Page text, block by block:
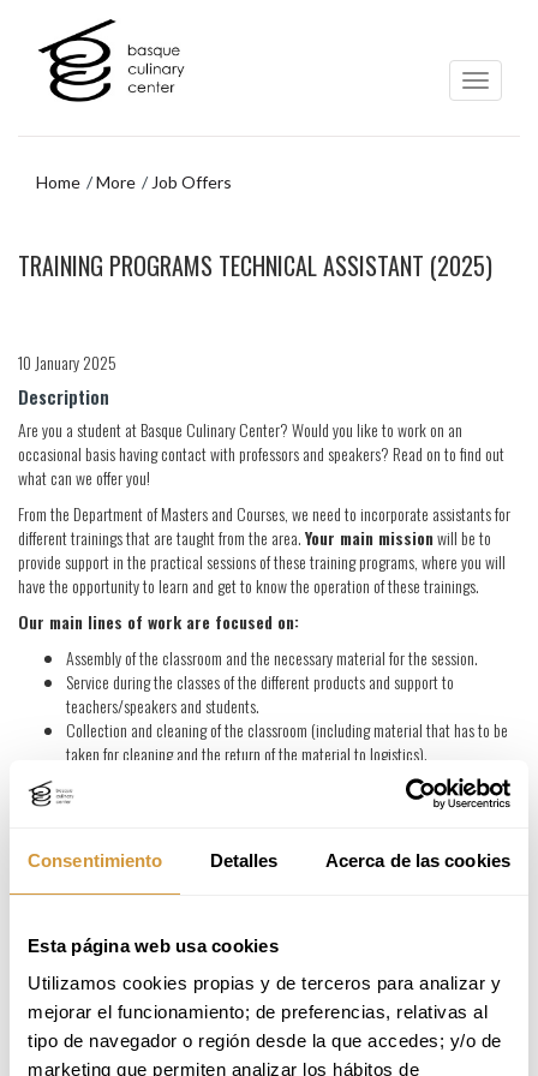
Consentimiento Detalles Acerca de las cookies
Esta página web usa cookies
Utilizamos cookies propias y de terceros para analizar y
mejorar el funcionamiento; de preferencias, relativas al
tipo de navegador o región desde la que accedes; y/o de
marketing que permiten analizar los hábitos de
navigation
Home More Job Offers
TRAINING PROGRAMS TECHNICAL ASSISTANT (2025)
10 January 2025
Description
Are you a student at Basque Culinary Center? Would you like to work on an
occasional basis having contact with professors and speakers? Read on to find out
what can we offer you!
From the Department of Masters and Courses, we need to incorporate assistants for
different trainings that are taught from the area.Your main missionwill be to
provide support in the practical sessions of these training programs, where you will
have the opportunity to learn and get to know the operation of these trainings.
Our main lines of work are focused on:
Assembly of the classroom and the necessary material for the session.
Service during the classes of the different products and support to
teachers/speakers and students.
Collection and cleaning of the classroom (including material that has to be
taken for cleaning and the return of the material to logistics).
Requirements
You are a student of Basque Culinary Center.
To be in a pool of candidates for specific needs that may arise.
Hourly compensation.
To be able to attend training sessions for professionals in master's degrees